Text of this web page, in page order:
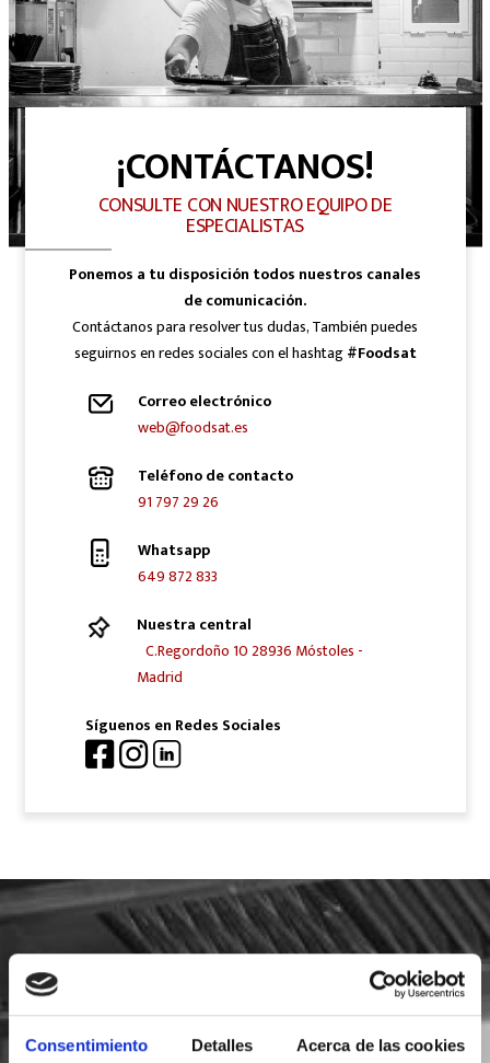
Consentimiento Detalles Acerca de las cookies
¡CONTÁCTANOS!
CONSULTE CON NUESTRO EQUIPO DE
ESPECIALISTAS
Ponemos a tu disposición todos nuestros canales
de comunicación.
Contáctanos para resolver tus dudas, También puedes
seguirnos en redes sociales con el hashtag#Foodsat
Correo electrónico
web@foodsat.es
Teléfono de contacto
91 797 29 26
Whatsapp
649 872 833
Nuestra central
C.Regordoño 10 28936 Móstoles -
Madrid
Síguenos en Redes Sociales
SOLICITA INFORMACIÓN